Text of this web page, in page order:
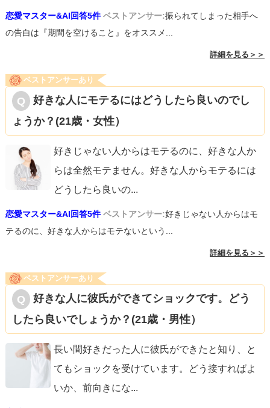
恋愛マスター&AI回答5件 ベストアンサー:振られてしまった相手へ
の告白は『期間を空けること』をオススメ...
詳細を見る＞＞
ベストアンサーあり
好きな人にモテるにはどうしたら良いのでし
ょうか？(21歳・女性）
好きじゃない人からはモテるのに、好きな人か
らは全然モテません。好きな人からモテるには
どうしたら良いの...
恋愛マスター&AI回答5件 ベストアンサー:好きじゃない人からはモ
テるのに、好きな人からはモテないという...
詳細を見る＞＞
ベストアンサーあり
好きな人に彼氏ができてショックです。どう
したら良いでしょうか？(21歳・男性）
長い間好きだった人に彼氏ができたと知り、と
てもショックを受けています。どう接すればよ
いか、前向きにな...